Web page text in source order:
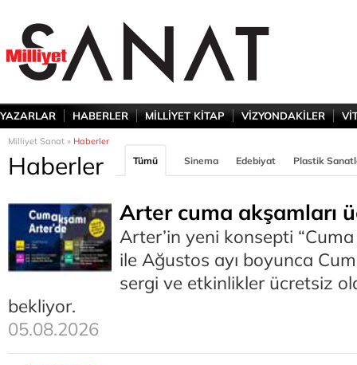
YAZARLAR HABERLER MİLLİYET KİTAP VİZYONDAKİLER
Milliyet Sanat » Haberler
Haberler Tümü Sinema Edebiyat Plastik
Arter cuma akşamları
Arter’in yeni konsepti “Cuma
ile Ağustos ayı boyunca
sergi ve etkinlikler ücretsiz
bekliyor.
05.08.2026